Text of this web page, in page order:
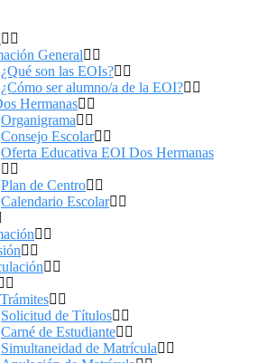
General
¿Qué son las EOIs?
¿Cómo ser alumno/a de la EOI?
Hermanas
Organigrama
Consejo Escolar
Oferta Educativa EOI Dos Hermanas
Plan de Centro
Calendario Escolar
Solicitud de Títulos
Carné de Estudiante
Simultaneidad de Matrícula